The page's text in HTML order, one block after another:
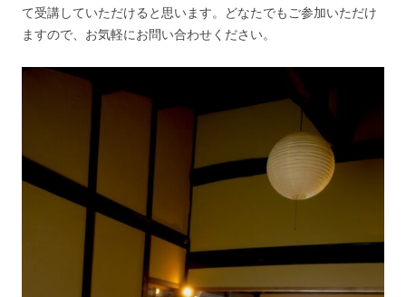
て受講していただけると思います。どなたでもご参加いただけ
ますので、お気軽にお問い合わせください。